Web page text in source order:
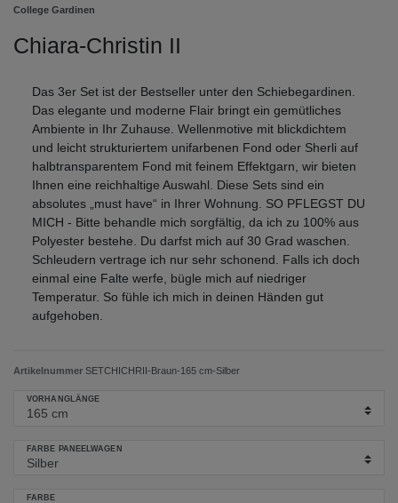
College Gardinen
Chiara-Christin II
Das 3er Set ist der Bestseller unter den Schiebegardinen.
Das elegante und moderne Flair bringt ein gemütliches
Ambiente in Ihr Zuhause. Wellenmotive mit blickdichtem
und leicht strukturiertem unifarbenen Fond oder Sherli auf
halbtransparentem Fond mit feinem Effektgarn, wir bieten
Ihnen eine reichhaltige Auswahl. Diese Sets sind ein
absolutes „must have“ in Ihrer Wohnung. SO PFLEGST DU
MICH - Bitte behandle mich sorgfältig, da ich zu 100% aus
Polyester bestehe. Du darfst mich auf 30 Grad waschen.
Schleudern vertrage ich nur sehr schonend. Falls ich doch
einmal eine Falte werfe, bügle mich auf niedriger
Temperatur. So fühle ich mich in deinen Händen gut
aufgehoben.
Artikelnummer SETCHICHRII-Braun-165 cm-Silber
VORHANGLÄNGE
FARBE PANEELWAGEN
FARBE